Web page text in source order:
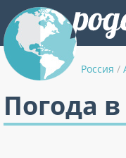
Россия /
Погода